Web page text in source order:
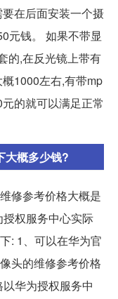
在后面安装一个摄
元钱。 如果不带显
的,在反光镜上带有
1000左右,有带mp
的就可以满足正常
大概多少钱?
修参考价格大概是
权服务中心实际
: 1、可以在华为官
头的维修参考价格
华为授权服务中